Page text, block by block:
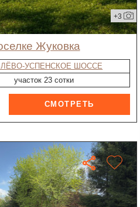
+3
Жуковка
УСПЕНСКОЕ ШОССЕ
участок 23 сотки